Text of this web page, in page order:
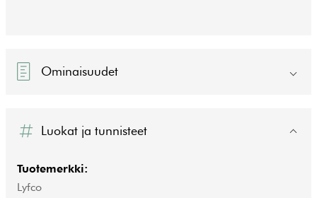
Ominaisuudet
Luokat ja tunnisteet
Tuotemerkki:
Lyfco